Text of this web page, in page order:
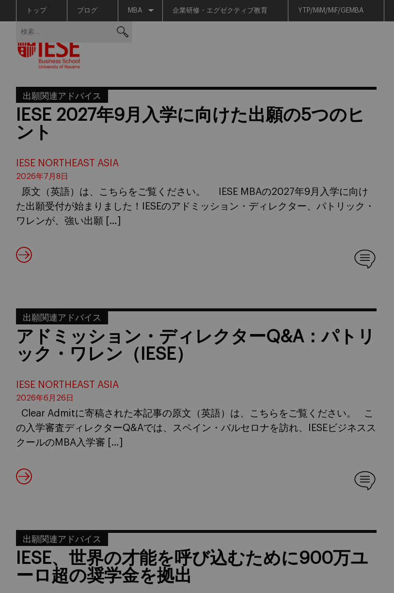
トップ ブログ MBA 企業研修・エグゼクティブ教育 YTP/MiM/MiF/GEMBA
出願関連アドバイス
IESE 2027年9月入学に向けた出願の5つのヒ
ント
IESE NORTHEAST ASIA
2026年7月8日
原文（英語）は、こちらをご覧ください。 IESE MBAの2027年9月入学に向け
た出願受付が始まりました！IESEのアドミッション・ディレクター、パトリック・
ワレンが、強い出願 […]
出願関連アドバイス
アドミッション・ディレクターQ&A：パトリ
ック・ワレン（IESE）
IESE NORTHEAST ASIA
2026年6月26日
Clear Admitに寄稿された本記事の原文（英語）は、こちらをご覧ください。 こ
の入学審査ディレクターQ&Aでは、スペイン・バルセロナを訪れ、IESEビジネスス
クールのMBA入学審 […]
出願関連アドバイス
IESE、世界の才能を呼び込むために900万ユ
ーロ超の奨学金を拠出